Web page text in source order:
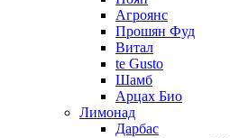
Агроянс
Прошян Фуд
Витал
te Gusto
Шамб
Арцах Био
Лимонад
Дарбас